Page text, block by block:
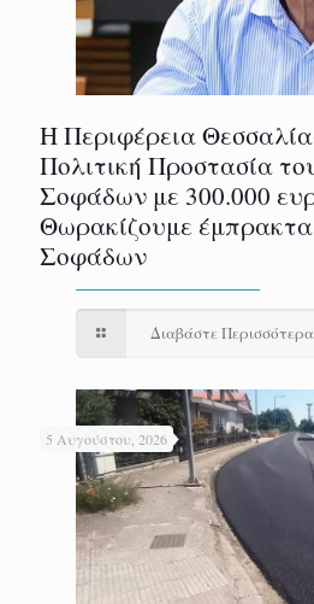
Η Περιφέρεια
Πολιτική Προστασία
Σοφάδων με 300.000
Θωρακίζουμε
Σοφάδων
Διαβάστε Περισσότερα
5 Αυγούστου, 2026